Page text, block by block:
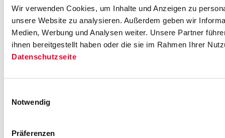
Wir verwenden Cookies, um Inhalte und Anzeigen zu
unsere Website zu analysieren. Außerdem geben wir
Medien, Werbung und Analysen weiter. Unsere Partner
ihnen bereitgestellt haben oder die sie im Rahmen Ihrer
Datenschutzseite
Notwendig
Präferenzen